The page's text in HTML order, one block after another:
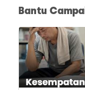
saya
beliau
dan
Dua
Bantu